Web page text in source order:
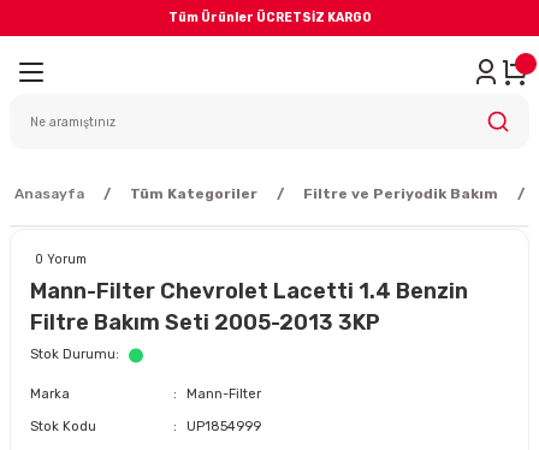
Tüm Ürünler ÜCRETSİZ KARGO
Geri Dön
Sistemi
Anasayfa Tüm Kategoriler Filtre ve Periyodik Bakım
0 Yorum
Mann-Filter Chevrolet Lacetti 1.4 Benzin
Filtre Bakım Seti 2005-2013 3KP
Stok Durumu
Marka Mann-Filter
Stok Kodu UP1854999